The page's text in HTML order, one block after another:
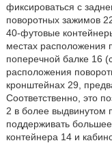
фиксироваться с
поворотных зажимов
40-футовые
местах расположения
поперечной балке 16
расположения
кронштейнах 29,
Соответственно, это
2 в более выдвинутом
поддерживать
контейнера 14 и